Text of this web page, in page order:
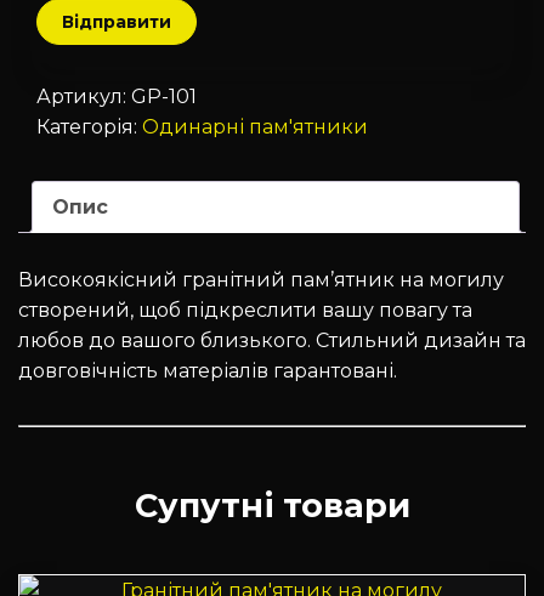
Артикул: GP-101
Категорія: Одинарні пам'ятники
Опис
Високоякісний гранітний пам’ятник на могилу
створений, щоб підкреслити вашу повагу та
любов до вашого близького. Стильний дизайн та
довговічність матеріалів гарантовані.
Супутні товари